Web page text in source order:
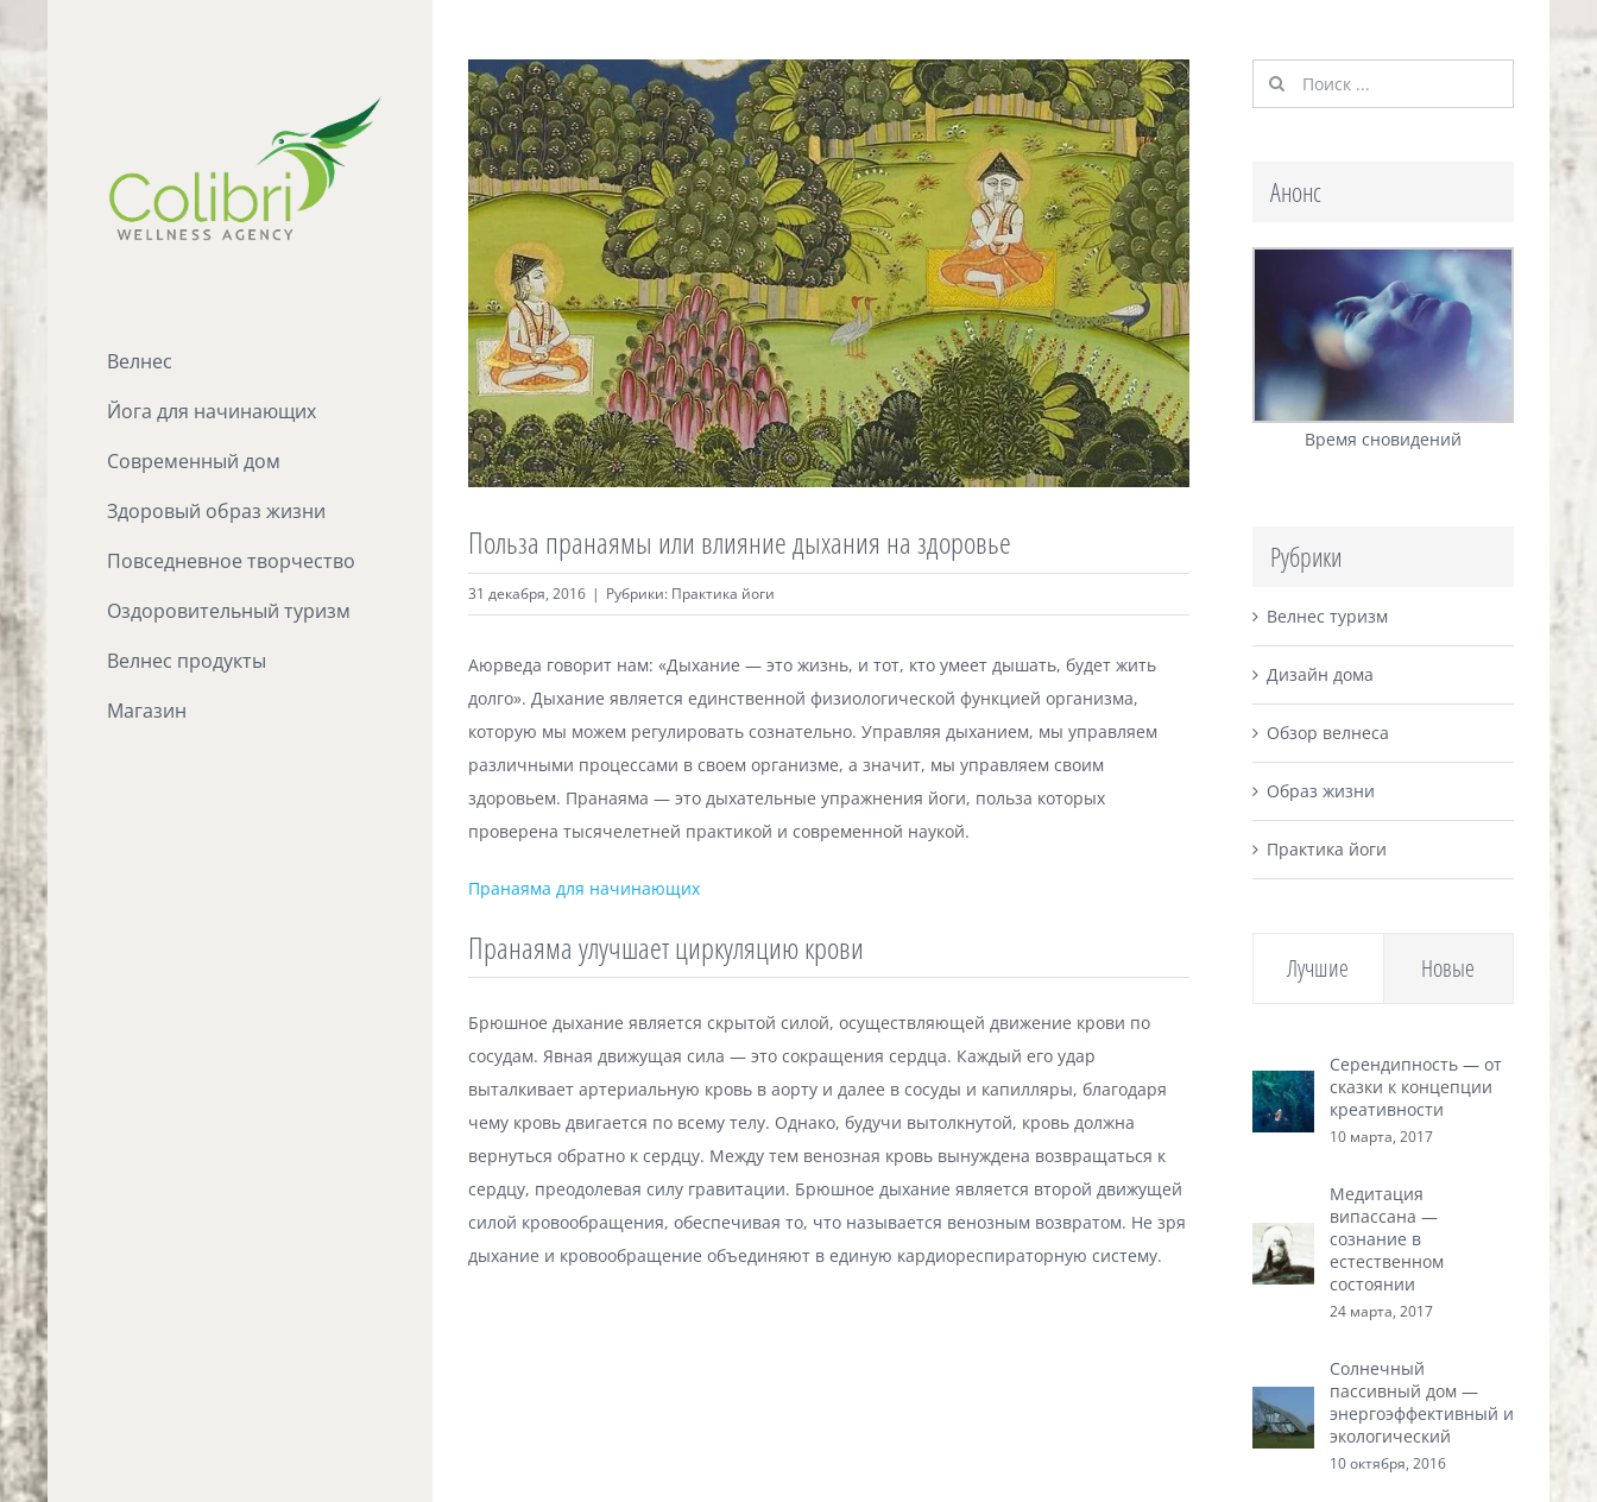
to
content
Велнес
Йога для начинающих
Современный дом
Здоровый образ жизни
Повседневное творчество
Оздоровительный туризм
Велнес продукты
Магазин
View
Larger
Image
Польза пранаямы или влияние дыхания на здоровье
31 декабря, 2016 | Рубрики: Практика йоги
Аюрведа говорит нам: «Дыхание — это жизнь, и тот, кто умеет дышать, будет жить
долго». Дыхание является единственной физиологической функцией организма,
которую мы можем регулировать сознательно. Управляя дыханием, мы управляем
различными процессами в своем организме, а значит, мы управляем своим
здоровьем. Пранаяма — это дыхательные упражнения йоги, польза которых
проверена тысячелетней практикой и современной наукой.
Пранаяма для начинающих
Пранаяма улучшает циркуляцию крови
Брюшное дыхание является скрытой силой, осуществляющей движение крови по
сосудам. Явная движущая сила — это сокращения сердца. Каждый его удар
выталкивает артериальную кровь в аорту и далее в сосуды и капилляры, благодаря
чему кровь двигается по всему телу. Однако, будучи вытолкнутой, кровь должна
вернуться обратно к сердцу. Между тем венозная кровь вынуждена возвращаться к
сердцу, преодолевая силу гравитации. Брюшное дыхание является второй движущей
силой кровообращения, обеспечивая то, что называется венозным возвратом. Не зря
дыхание и кровообращение объединяют в единую кардиореспираторную систему.
Результат
поиска:
Анонс
Время сновидений
Рубрики
Велнес туризм
Дизайн дома
Обзор велнеса
Образ жизни
Практика йоги
Лучшие Новые
Серендипность — от
сказки к концепции
креативности
10 марта, 2017
Медитация
випассана —
сознание в
естественном
состоянии
24 марта, 2017
Солнечный
пассивный дом —
энергоэффективный и
экологический
10 октября, 2016